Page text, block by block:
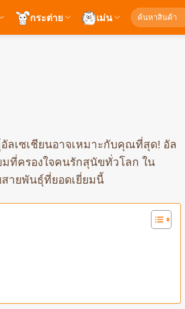
กระต่าย เม่น ค้นหา:
เซเชียนอาจเหมาะกับคุณที่สุด! อัล
มที่ครองใจคนรักสุนัขทั่วโลก ใน
ายพันธุ์ที่ยอดเยี่ยมนี้